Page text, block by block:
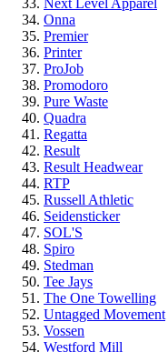
Next Level Apparel
Onna
Premier
Printer
ProJob
Promodoro
Pure Waste
Quadra
Regatta
Result
Result Headwear
RTP
Russell Athletic
Seidensticker
SOL'S
Spiro
Stedman
Tee Jays
The One Towelling
Untagged Movement
Vossen
Westford Mill